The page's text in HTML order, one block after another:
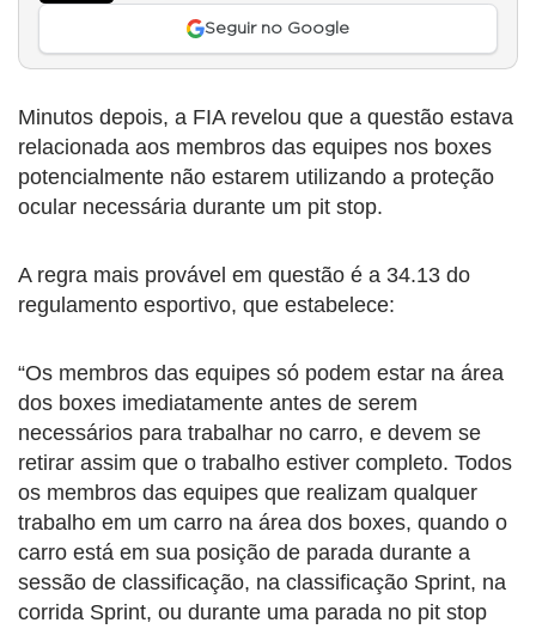
Seguir no Google
Minutos depois, a FIA revelou que a questão estava
relacionada aos membros das equipes nos boxes
potencialmente não estarem utilizando a proteção
ocular necessária durante um pit stop.
A regra mais provável em questão é a 34.13 do
regulamento esportivo, que estabelece:
“Os membros das equipes só podem estar na área
dos boxes imediatamente antes de serem
necessários para trabalhar no carro, e devem se
retirar assim que o trabalho estiver completo. Todos
os membros das equipes que realizam qualquer
trabalho em um carro na área dos boxes, quando o
carro está em sua posição de parada durante a
sessão de classificação, na classificação Sprint, na
corrida Sprint, ou durante uma parada no pit stop